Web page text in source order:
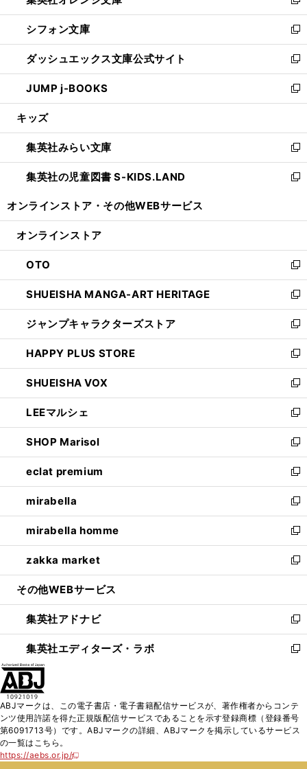
開
く
ウ
で
開
く
ウ
ィ
ン
ド
ウ
で
開
新
し
い
ウ
ィ
ン
ド
ウ
開
く
シフォン文庫
新
し
い
ウ
ィ
ン
ウ
で
開
く
ダッシュエックス文庫公式サイト
新
し
い
ウ
ン
ド
ウ
で
JUMP j-BOOKS
新
し
ウ
ィ
ン
ド
開
キッズ
集英社みらい文庫
新
し
い
ン
ウ
で
開
く
集英社の児童図書 S-KIDS.LAND
新
ウ
ン
ド
ウ
で
開
く
オンラインストア・ その他WEBサービス
オンラインストア
OTO
新
し
い
ウ
ィ
ン
ド
ウ
で
開
く
SHUEISHA MANGA-ART HERITAGE
新
し
い
ウ
ィ
ン
ド
ウ
で
開
く
ジャンプキャラクターズストア
新
し
い
ウ
ィ
ン
ド
ウ
で
開
く
HAPPY PLUS STORE
新
し
い
ウ
ィ
ン
ド
ウ
で
開
く
SHUEISHA VOX
新
し
い
ウ
ィ
ン
ド
ウ
で
開
く
LEEマルシェ
新
し
い
ウ
ィ
ン
ド
ウ
で
開
く
SHOP Marisol
新
し
い
ウ
ィ
ン
ド
ウ
で
開
eclat premium
新
し
い
ウ
ィ
ン
ド
ウ
開
く
mirabella
新
し
い
ウ
ィ
ン
ウ
で
開
く
mirabella homme
新
し
い
ウ
ン
ド
ウ
で
zakka market
新
し
ウ
ィ
ン
ド
く
その他WEBサービス
集英社アドナビ
新
し
い
ド
ウ
で
集英社エディターズ・ラボ
新
ィ
ン
ド
ABJマークは、この電子書店・電子書籍配信サービスが、著作権者からコンテ
ンツ使用許諾を得た正規版配信サービスであることを示す登録商標（登録番号
第6091713号）です。ABJマークの詳細、ABJマークを掲示しているサービス
の一覧はこちら。
https://aebs.or.jp/
新